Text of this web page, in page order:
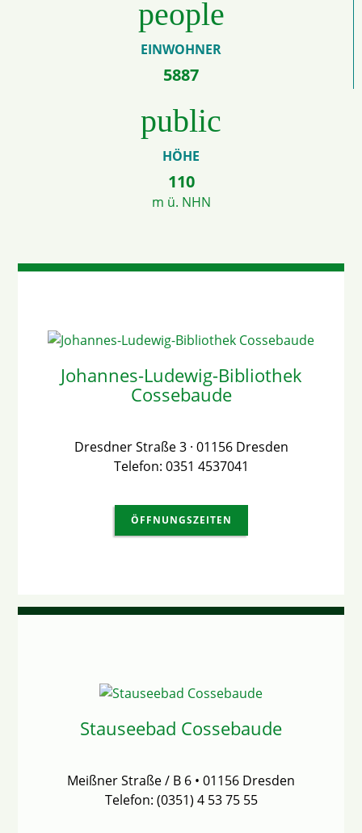
people
EINWOHNER
5887
public
HÖHE
110
m ü. NHN
Johannes-Ludewig-Bibliothek
Cossebaude
Dresdner Straße 3 · 01156 Dresden
Telefon: 0351 4537041
ÖFFNUNGSZEITEN
Stauseebad Cossebaude
Meißner Straße / B 6 • 01156 Dresden
Telefon: (0351) 4 53 75 55